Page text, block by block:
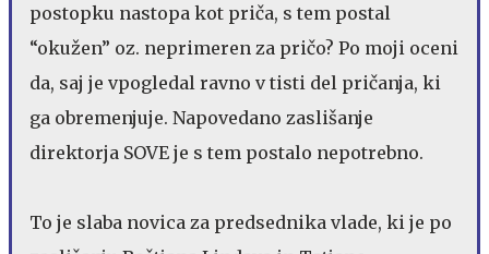
postopku nastopa kot priča, s tem postal
“okužen” oz. neprimeren za pričo? Po moji oceni
da, saj je vpogledal ravno v tisti del pričanja, ki
ga obremenjuje. Napovedano zaslišanje
direktorja SOVE je s tem postalo nepotrebno.
To je slaba novica za predsednika vlade, ki je po